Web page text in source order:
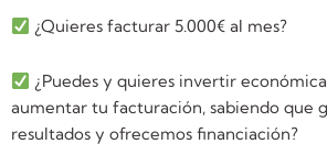
¿Quieres facturar 5.000€ al mes?
¿Puedes y quieres invertir
aumentar tu facturación, sabiendo que
resultados y ofrecemos financiación?